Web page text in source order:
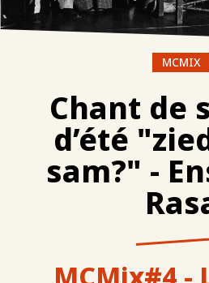
MCMIX
Chant de
d’été
sam?" -